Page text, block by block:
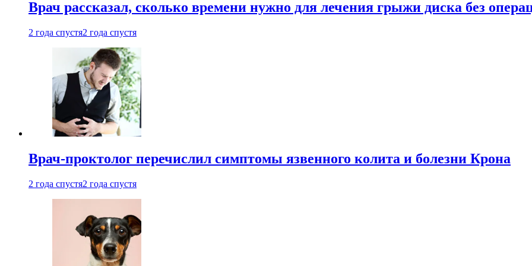
Врач рассказал, сколько времени нужно для лечения грыжи диска без
2 года спустя2 года спустя
Врач-проктолог перечислил симптомы язвенного колита и болезни Крона
2 года спустя2 года спустя